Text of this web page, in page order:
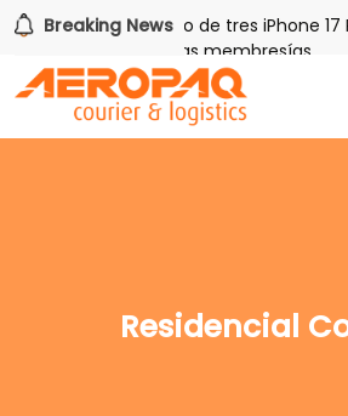
Breaking News
Gana uno de tres iPhone 17
tres meses nuevas membresías
Residencial